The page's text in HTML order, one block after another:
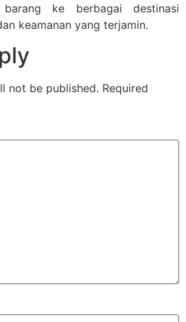
ke berbagai destinasi
keamanan yang terjamin.
not be published. Required